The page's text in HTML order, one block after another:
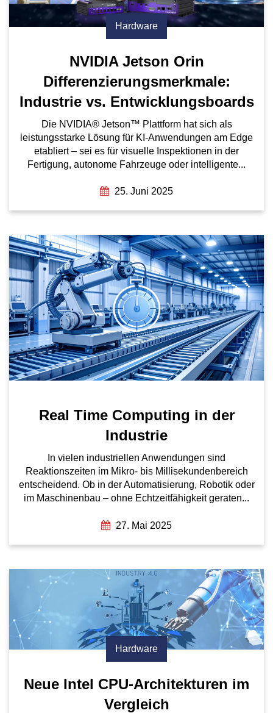
Hardware
NVIDIA Jetson Orin
Differenzierungsmerkmale:
Industrie vs. Entwicklungsboards
Die NVIDIA® Jetson™ Plattform hat sich als
leistungsstarke Lösung für KI-Anwendungen am Edge
etabliert – sei es für visuelle Inspektionen in der
Fertigung, autonome Fahrzeuge oder intelligente...
25. Juni 2025
Real Time Computing in der
Industrie
In vielen industriellen Anwendungen sind
Reaktionszeiten im Mikro- bis Millisekundenbereich
entscheidend. Ob in der Automatisierung, Robotik oder
im Maschinenbau – ohne Echtzeitfähigkeit geraten...
27. Mai 2025
Hardware
Neue Intel CPU-Architekturen im
Vergleich